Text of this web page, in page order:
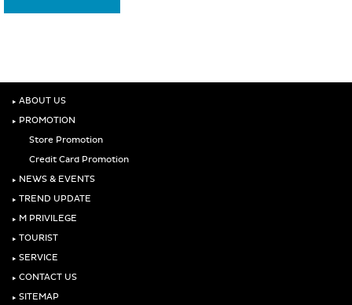
‣ ABOUT US
‣ PROMOTION
Store Promotion
Credit Card Promotion
‣ NEWS & EVENTS
‣ TREND UPDATE
‣ M PRIVILEGE
‣ TOURIST
‣ SERVICE
‣ CONTACT US
‣ SITEMAP